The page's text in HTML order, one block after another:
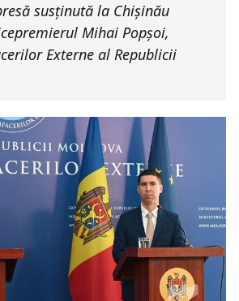
susținută la Chișinău
Mihai Popșoi,
Externe al Republicii